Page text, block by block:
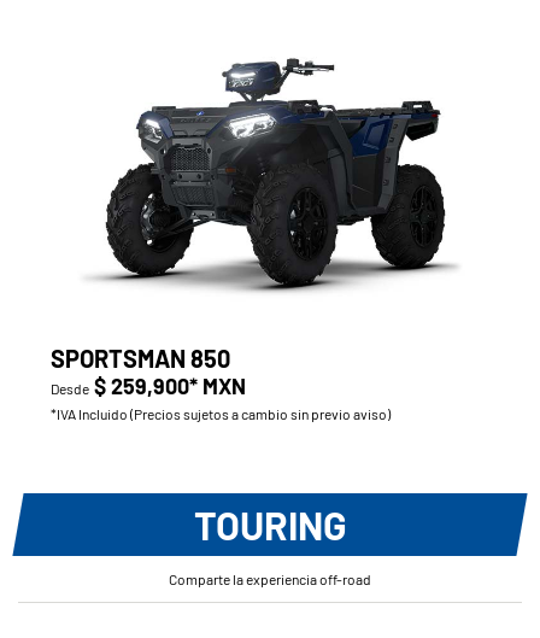
SPORTSMAN 850
Desde $ 259,900* MXN
*IVA Incluido (Precios sujetos a cambio sin previo aviso)
TOURING
Comparte la experiencia off-road